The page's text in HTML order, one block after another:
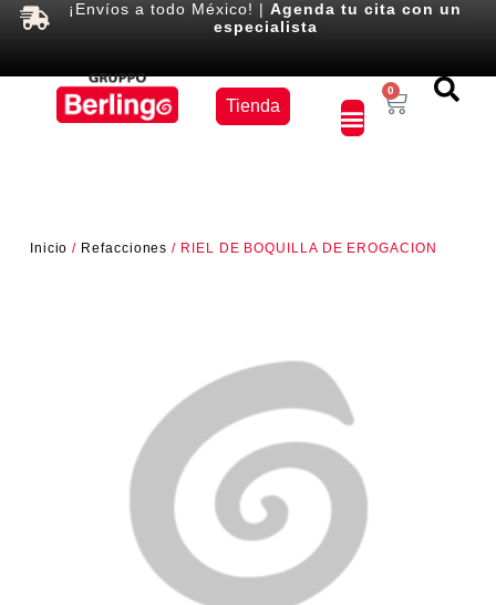
¡Envíos a todo México! |Agenda tu cita con un
especialista
Tienda
0
Inicio / Refacciones / RIEL DE BOQUILLA DE EROGACION